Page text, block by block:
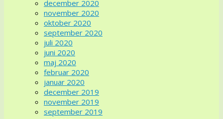
december 2020
november 2020
oktober 2020
september 2020
juli 2020
juni 2020
maj 2020
februar 2020
januar 2020
december 2019
november 2019
september 2019